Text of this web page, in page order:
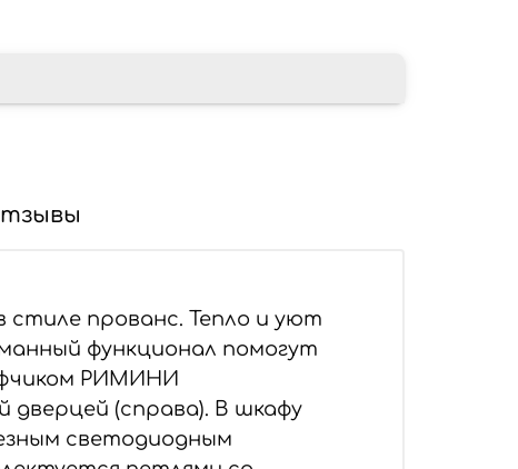
стиле прованс. Тепло и уют
функционал помогут
РИМИНИ
дверцей (справа). В шкафу
светодиодным